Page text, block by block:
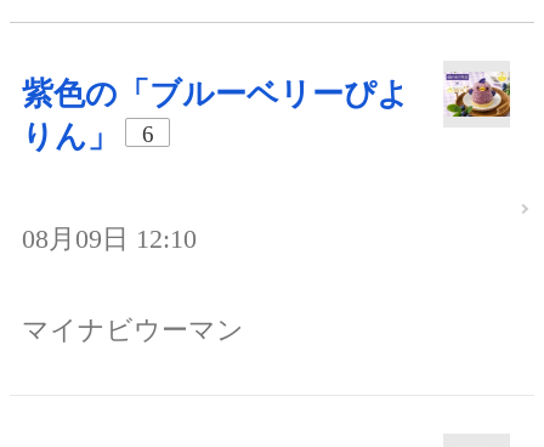
紫色の「ブルーベリーぴよ
りん」
6
08月09日 12:10
マイナビウーマン